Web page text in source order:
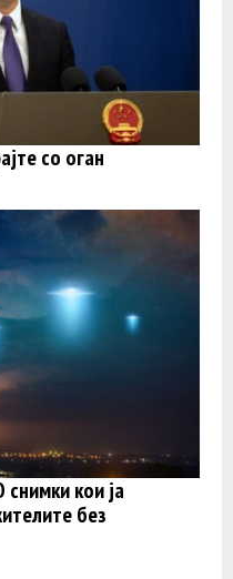
со оган
кои ја
без